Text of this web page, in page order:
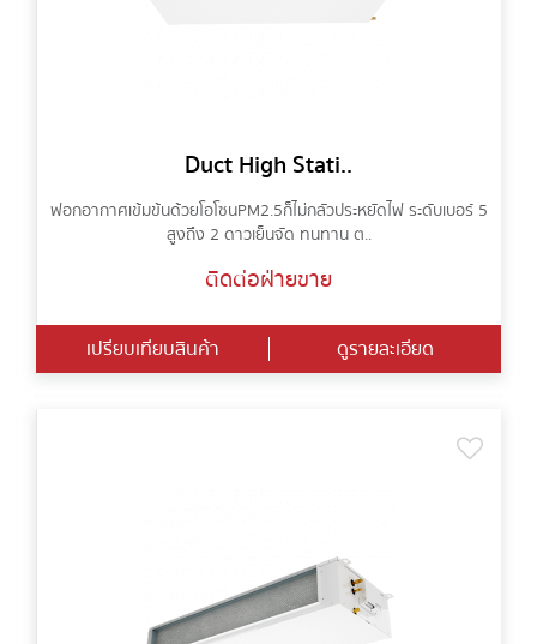
Duct High Stati..
ฟอกอากาศเข้มข้นด้วยโอโซน PM2.5 ก็ไม่กลัวประหยัดไฟ ระดับเบอร์ 5
สูงถึง 2 ดาวเย็นจัด ทนทาน ต..
ติดต่อฝ่ายขาย
เปรียบเทียบสินค้า ดูรายละเอียด